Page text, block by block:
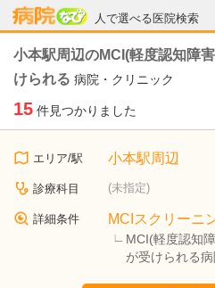
人で選べる医院検索
病院なび
小本駅周辺のMCI(軽度認知障
けられる 病院・クリニック
15 件見つかりました
エリア/駅 小本駅周辺
診療科目 (未指定)
詳細条件 MCIスクリーニ
MCI(軽度認知
が受けられる病